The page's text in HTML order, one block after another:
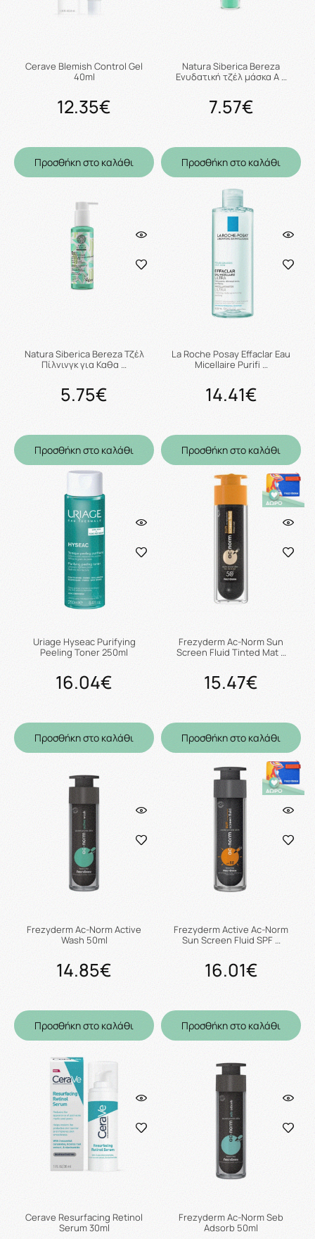
Cerave Blemish Control Gel
40ml
12.35€
Προσθήκη στο καλάθι
Natura Siberica Bereza
Ενυδατική τζέλ μάσκα Α …
7.57€
Προσθήκη στο καλάθι
Natura Siberica Bereza Τζέλ
Πίλνινγκ για Καθα …
5.75€
Προσθήκη στο καλάθι
La Roche Posay Effaclar Eau
Micellaire Purifi …
14.41€
Προσθήκη στο καλάθι
Uriage Hyseac Purifying
Peeling Toner 250ml
16.04€
Προσθήκη στο καλάθι
Frezyderm Ac-Norm Sun
Screen Fluid Tinted Mat …
15.47€
Προσθήκη στο καλάθι
Frezyderm Ac-Norm Active
Wash 50ml
14.85€
Προσθήκη στο καλάθι
Frezyderm Active Ac-Norm
Sun Screen Fluid SPF …
16.01€
Προσθήκη στο καλάθι
Cerave Resurfacing Retinol
Serum 30ml
Frezyderm Ac-Norm Seb
Adsorb 50ml